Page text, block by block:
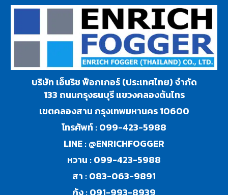
บริษัท เอ็นริช ฟ็อกเกอร์ (ประเทศไทย) จำกัด
133 ถนนกรุงธนบุรี แขวงคลองต้นไทร
เขตคลองสาน กรุงเทพมหานคร 10600
โทรศัพท์ :099-423-5988
LINE :@ENRICHFOGGER
หวาน :099-423-5988
สา :083-063-9891
กุ้ง :091-993-8939